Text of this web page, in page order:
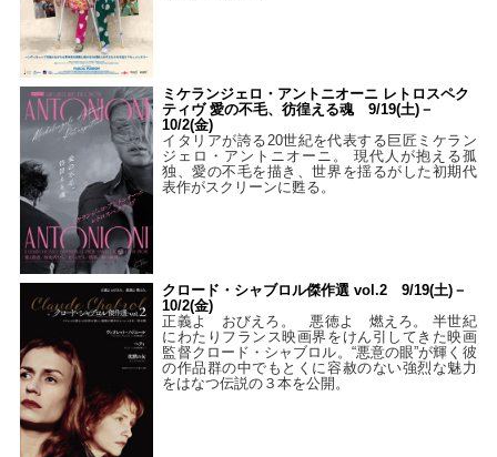
ミケランジェロ・アントニオーニ レトロスペク
ティヴ 愛の不毛、彷徨える魂 9/19(土)－
10/2(金)
イタリアが誇る20世紀を代表する巨匠ミケラン
ジェロ・アントニオーニ。 現代人が抱える孤
独、愛の不毛を描き、世界を揺るがした初期代
表作がスクリーンに甦る。
クロード・シャブロル傑作選 vol.2 9/19(土)－
10/2(金)
正義よ おびえろ。 悪徳よ 燃えろ。 半世紀
にわたりフランス映画界をけん引してきた映画
監督クロード・シャブロル。“悪意の眼”が輝く彼
の作品群の中でもとくに容赦のない強烈な魅力
をはなつ伝説の３本を公開。